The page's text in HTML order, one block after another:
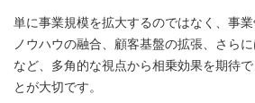
単に事業規模を拡大するのではなく、事
ノウハウの融合、顧客基盤の拡張、さら
など、多角的な視点から相乗効果を期待
とが大切です。